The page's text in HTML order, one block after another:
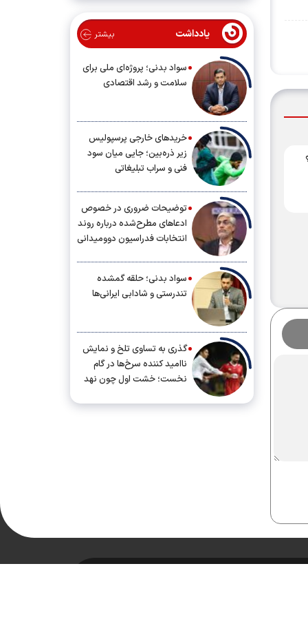
یادداشت بیشتر
سواد بدنی؛ پروژه‌ای ملی برای
سلامت و رشد اقتصادی
خریدهای خارجی پرسپولیس
زیر ذره‌بین؛ جایی میان سود
فنی و سراب تبلیغاتی
توضیحات ضروری در خصوص
ادعاهای مطرح‌شده درباره روند
انتخابات فدراسیون دوومیدانی
سواد بدنی؛ حلقه گمشده
تندرستی و شادابی ایرانی‌ها
گذری به تساوی تلخ و نمایش
ناامید کننده سرخ‌ها در گام
نخست؛ خشت اول چون نهد